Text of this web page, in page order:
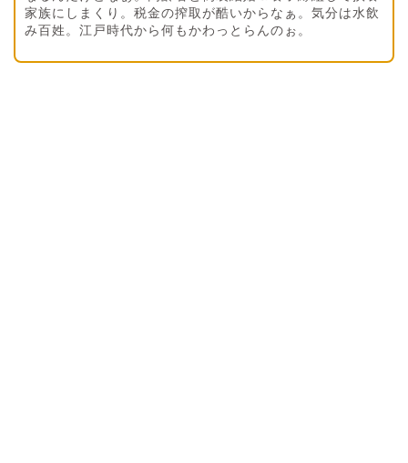
家族にしまくり。税金の搾取が酷いからなぁ。気分は水飲
み百姓。江戸時代から何もかわっとらんのぉ。